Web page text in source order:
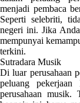
menjadi pembaca
Seperti selebriti,
negeri ini. Jika
mempunyai
terkini.
Sutradara Musik
Di luar perusahaan
peluang
perusahaan musik.